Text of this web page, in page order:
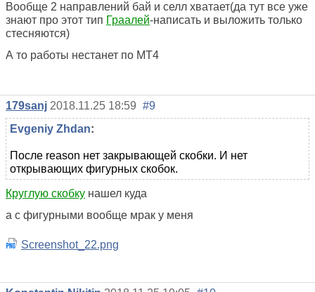
Вообще 2 направлений бай и селл хватает(да тут все уже
знают про этот тип Граалей-написать и выложить только
стесняются)
А то работы нестанет по МТ4
179sanj 2018.11.25 18:59 #9
Evgeniy Zhdan:
После reason нет закрывающей скобки. И нет
открывающих фигурных скобок.
Круглую скобку нашел куда
а с фигурными вообще мрак у меня
Screenshot_22.png